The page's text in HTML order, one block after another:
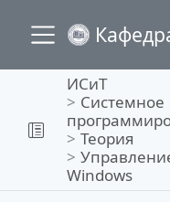
ИСиТ
Системное
Теория
Windows